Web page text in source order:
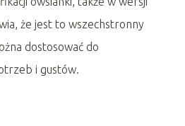
że jest to wszechstronny
dostosować do
i gustów.